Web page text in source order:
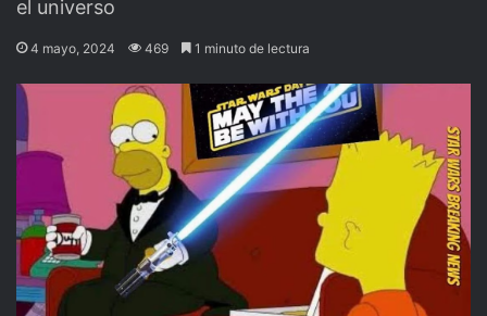
el universo
4 mayo, 2024 469 1 minuto de lectura